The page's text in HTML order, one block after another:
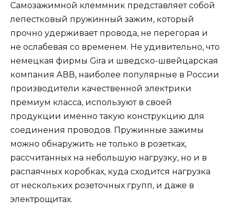
Самозажимной клеммник представляет собой
лепестковый пружинный зажим, который
прочно удерживает провода, не перегорая и
не ослабевая со временем. Не удивительно, что
немецкая фирмы Gira и шведско-швейцарская
компания АВВ, наиболее популярные в России
производители качественной электрики
премиум класса, используют в своей
продукции именно такую конструкцию для
соединения проводов. Пружинные зажимы
можно обнаружить не только в розетках,
рассчитанных на небольшую нагрузку, но и в
распаячных коробках, куда сходится нагрузка
от нескольких розеточных групп, и даже в
электрощитах.